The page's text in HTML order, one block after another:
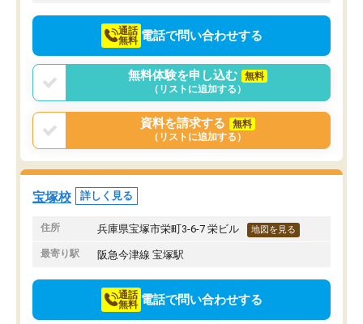
通話
無料 電話で問い合わせする
無料体験を申し込む
無料
（リストに追加する）
資料を請求する
無料
（リストに追加する）
宝塚校 詳しく見る
住所 兵庫県宝塚市栄町3-6-7 栄ビル 地図を見る
最寄り駅 阪急今津線 宝塚駅
通話
無料 電話で問い合わせする